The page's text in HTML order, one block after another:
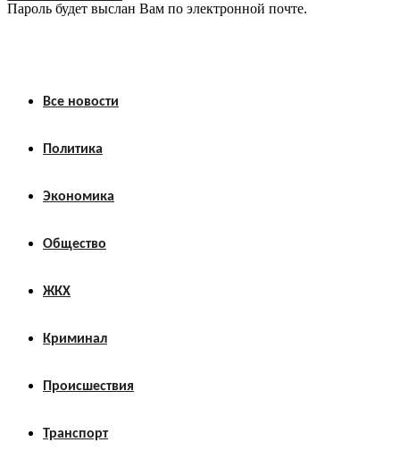
Пароль будет выслан Вам по электронной почте.
Все новости
Политика
Экономика
Общество
ЖКХ
Криминал
Происшествия
Транспорт